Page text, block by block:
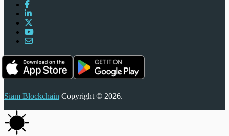
Siam Blockchain Copyright © 2026.